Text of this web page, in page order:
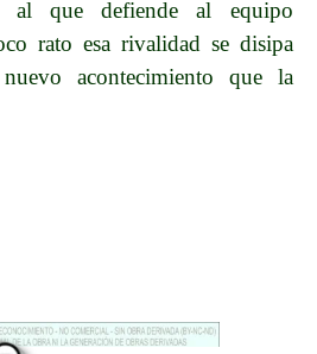
al que defiende al equipo
rato esa rivalidad se disipa
acontecimiento que la